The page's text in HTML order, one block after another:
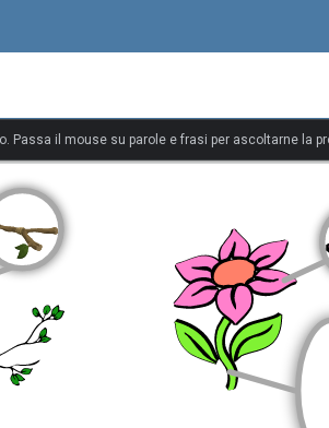
Passa il mouse su parole e frasi per ascoltarne la